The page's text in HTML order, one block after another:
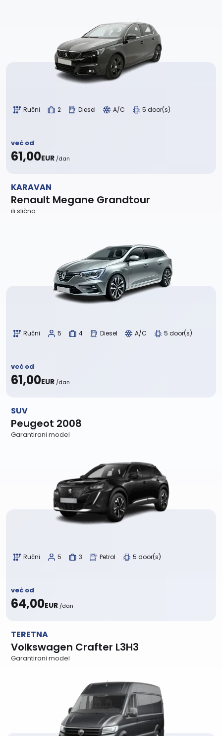
Ručni 2 Diesel A/C 5 door(s)
već od
61,00EUR /dan
KARAVAN
Renault Megane Grandtour
ili slično
Ručni 5 4 Diesel A/C 5 door(s)
već od
61,00EUR /dan
SUV
Peugeot 2008
Garantirani model
Ručni 5 3 Petrol 5 door(s)
već od
64,00EUR /dan
TERETNA
Volkswagen Crafter L3H3
Garantirani model